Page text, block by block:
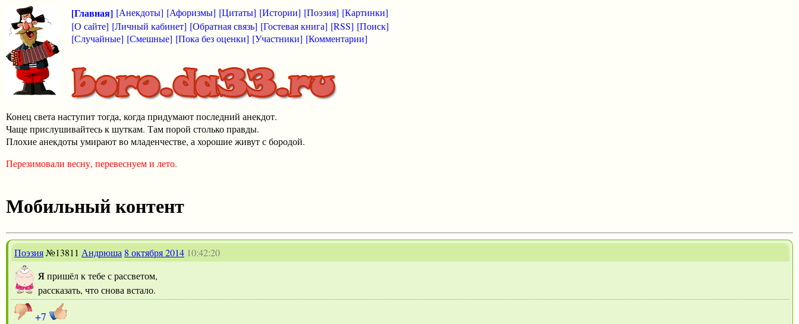
[Главная] [Анекдоты] [Афоризмы] [Цитаты] [Истории] [Поэзия] [Картинки]
[О сайте] [Личный кабинет] [Обратная связь] [Гостевая книга] [RSS] [Поиск]
[Случайные] [Смешные] [Пока без оценки] [Участники] [Комментарии]
Конец света наступит тогда, когда придумают последний анекдот.
Чаще прислушивайтесь к шуткам. Там порой столько правды.
Плохие анекдоты умирают во младенчестве, а хорошие живут с бородой.
Перезимовали весну, перевеснуем и лето.
Мобильный контент
Поэзия№13811 Андрюша 8 октября 2014 10:42:20
япришёл к тебе с рассветом,
рассказать, что снова встало.
+7